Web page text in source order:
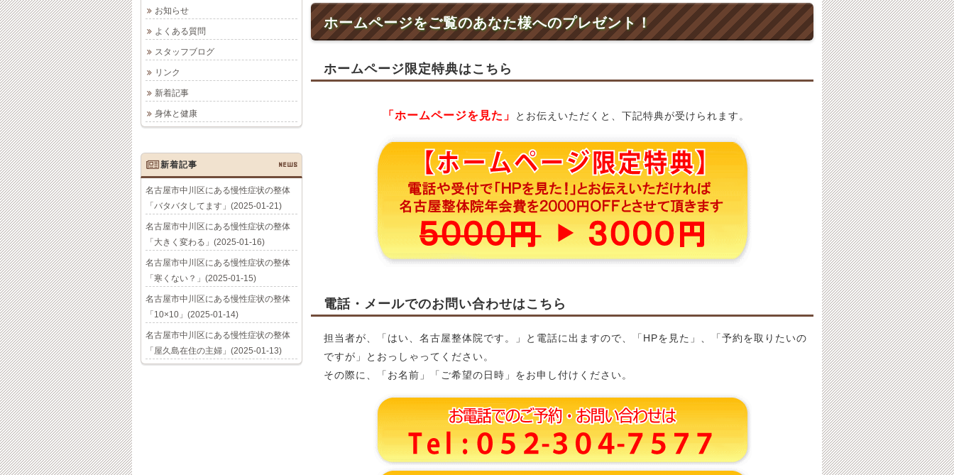
ホームページをご覧のあなた様へのプレゼント！
ホームページ限定特典はこちら
「ホームページを見た」 とお伝えいただくと、下記特典が受けられます。
電話・メールでのお問い合わせはこちら
担当者が、「はい、名古屋整体院です。」と電話に出ますので、「HPを見た」、「予約を取りたいの
ですが」とおっしゃってください。
その際に、「お名前」「ご希望の日時」をお申し付けください。
お知らせ
よくある質問
スタッフブログ
リンク
新着記事
身体と健康
新着記事 NEWS
名古屋市中川区にある慢性症状の整体
「バタバタしてます」(2025-01-21)
名古屋市中川区にある慢性症状の整体
「大きく変わる」(2025-01-16)
名古屋市中川区にある慢性症状の整体
「寒くない？」(2025-01-15)
名古屋市中川区にある慢性症状の整体
「10×10」(2025-01-14)
名古屋市中川区にある慢性症状の整体
「屋久島在住の主婦」(2025-01-13)